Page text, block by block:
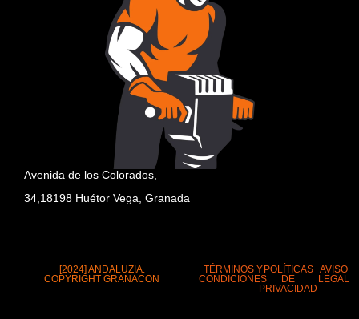
Avenida de los Colorados,
34,18198 Huétor Vega, Granada
[2024] ANDALUZIA.
COPYRIGHT GRANACON
TÉRMINOS Y
CONDICIONES
POLÍTICAS
DE
PRIVACIDAD
AVISO
LEGAL